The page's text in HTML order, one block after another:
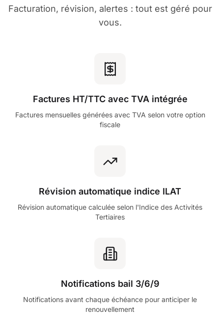
Facturation, révision, alertes : tout est géré pour
vous.
Factures HT/TTC avec TVA intégrée
Factures mensuelles générées avec TVA selon votre option
fiscale
Révision automatique indice ILAT
Révision automatique calculée selon l'Indice des Activités
Tertiaires
Notifications bail 3/6/9
Notifications avant chaque échéance pour anticiper le
renouvellement